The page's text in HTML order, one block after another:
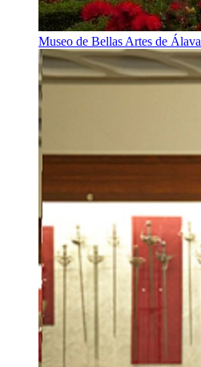
Museo de Bellas Artes de Álava